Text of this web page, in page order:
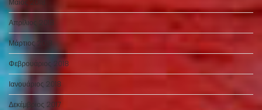
Μάιος 2018
Απρίλιος 2018
Μάρτιος 2018
Φεβρουάριος 2018
Ιανουάριος 2018
Δεκέμβριος 2017